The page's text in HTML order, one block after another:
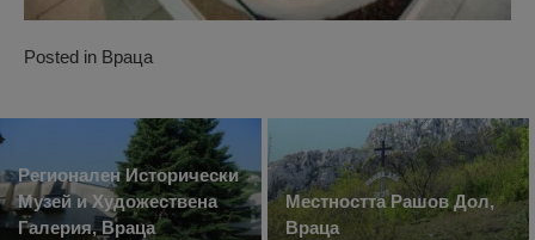
Posted in Враца
Регионален Исторически
Музей и Художествена
Галерия, Враца
Местността Рашов Дол,
Враца